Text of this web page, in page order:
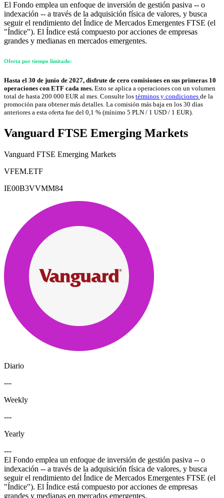
El Fondo emplea un enfoque de inversión de gestión pasiva -- o
indexación -- a través de la adquisición física de valores, y busca
seguir el rendimiento del Índice de Mercados Emergentes FTSE (el
"Índice"). El Índice está compuesto por acciones de empresas
grandes y medianas en mercados emergentes.
Oferta por tiempo limitado:
Hasta el 30 de junio de 2027, disfrute de cero comisiones en sus primeras 10
operaciones con ETF cada mes. Esto se aplica a operaciones con un volumen
total de hasta 200 000 EUR al mes. Consulte los términos y condiciones de la
promoción para obtener más detalles. La comisión más baja en los 30 días
anteriores a esta oferta fue del 0,1 % (mínimo 5 PLN / 1 USD / 1 EUR).
Vanguard FTSE Emerging Markets
Vanguard FTSE Emerging Markets
VFEM.ETF
IE00B3VVMM84
Diario
---
Weekly
---
Yearly
---
El Fondo emplea un enfoque de inversión de gestión pasiva -- o
indexación -- a través de la adquisición física de valores, y busca
seguir el rendimiento del Índice de Mercados Emergentes FTSE (el
"Índice"). El Índice está compuesto por acciones de empresas
grandes y medianas en mercados emergentes.